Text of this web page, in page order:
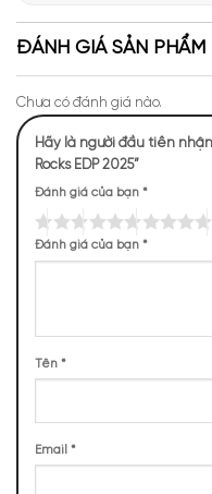
ĐÁNH GIÁ SẢN PHẨM
Chưa có đánh giá nào.
Hãy là người đầu tiên
Rocks EDP 2025”
Đánh giá của bạn *
Đánh giá của bạn *
Tên *
Email *